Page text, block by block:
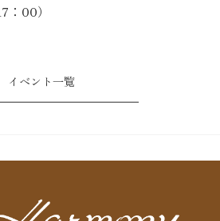
00）
イベント一覧